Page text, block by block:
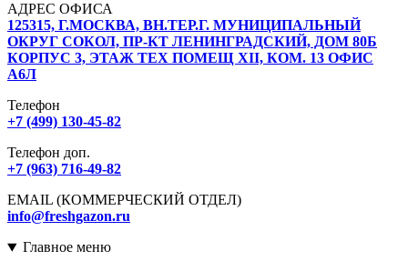
АДРЕС ОФИСА
125315, Г.МОСКВА, ВН.ТЕР.Г. МУНИЦИПАЛЬНЫЙ
ОКРУГ СОКОЛ, ПР-КТ ЛЕНИНГРАДСКИЙ, ДОМ 80Б
КОРПУС 3, ЭТАЖ ТЕХ ПОМЕЩ XII, КОМ. 13 ОФИС
А6Л
Телефон
+7 (499) 130-45-82
Телефон доп.
+7 (963) 716-49-82
EMAIL (КОММЕРЧЕСКИЙ ОТДЕЛ)
info@freshgazon.ru
Главное меню